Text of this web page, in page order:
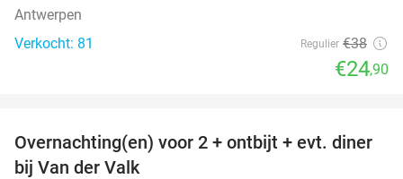
Antwerpen
Verkocht: 81
Regulier €38
€24,90
51%
Overnachting(en) voor 2 + ontbijt + evt. diner
bij Van der Valk